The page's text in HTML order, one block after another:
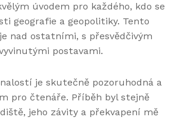
úvodem pro každého, kdo se
geografie a geopolitiky. Tento
nad ostatními, s přesvědčivým
postavami.
je skutečně pozoruhodná a
pro čtenáře. Příběh byl stejně
jeho závity a překvapení mě